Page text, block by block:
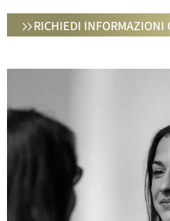
RICHIEDI INFORMAZIONI